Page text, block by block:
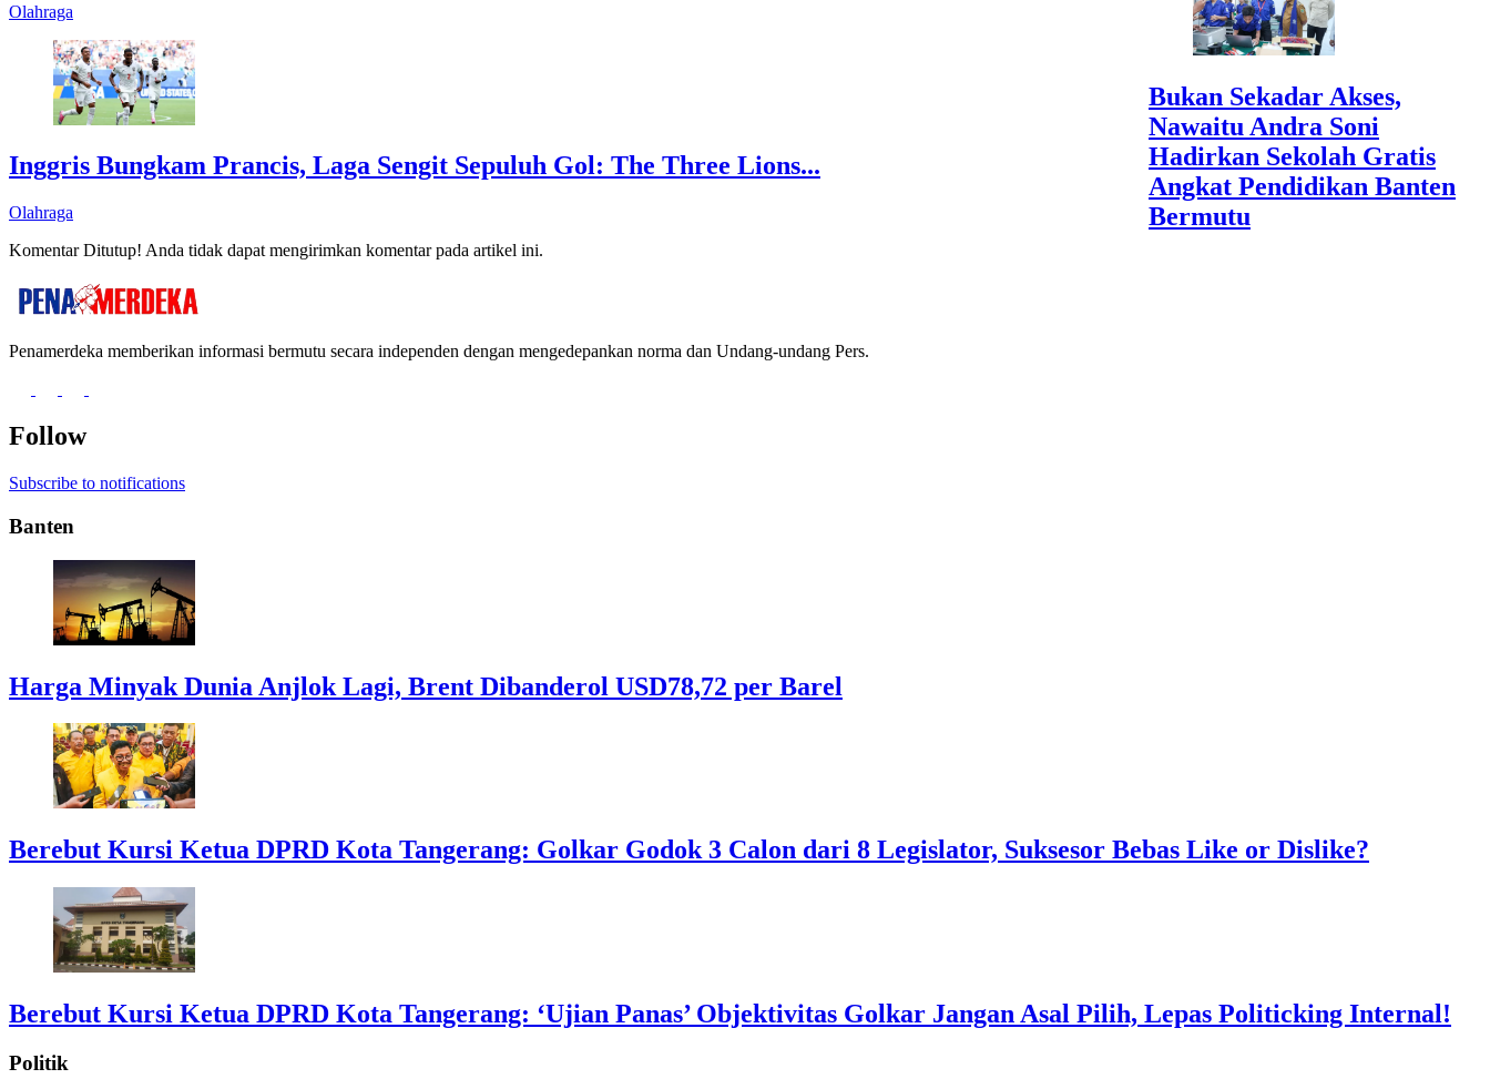
Olahraga
Inggris Bungkam Prancis, Laga Sengit Sepuluh Gol: The Three Lions...
Olahraga
Komentar Ditutup! Anda tidak dapat mengirimkan komentar pada artikel ini.
Bukan Sekadar Akses,
Nawaitu Andra Soni
Hadirkan Sekolah Gratis
Angkat Pendidikan Banten
Bermutu
Penamerdeka memberikan informasi bermutu secara independen dengan mengedepankan norma dan Undang-undang Pers.
Follow
Subscribe to notifications
Banten
Harga Minyak Dunia Anjlok Lagi, Brent Dibanderol USD78,72 per Barel
Berebut Kursi Ketua DPRD Kota Tangerang: Golkar Godok 3 Calon dari 8 Legislator, Suksesor Bebas Like or Dislike?
Berebut Kursi Ketua DPRD Kota Tangerang: ‘Ujian Panas’ Objektivitas Golkar Jangan Asal Pilih, Lepas Politicking Internal!
Politik